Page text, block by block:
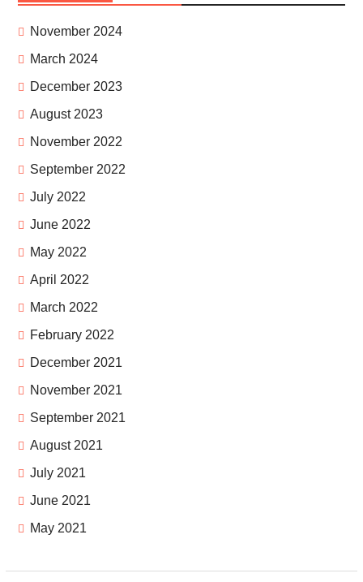
November 2024
March 2024
December 2023
August 2023
November 2022
September 2022
July 2022
June 2022
May 2022
April 2022
March 2022
February 2022
December 2021
November 2021
September 2021
August 2021
July 2021
June 2021
May 2021